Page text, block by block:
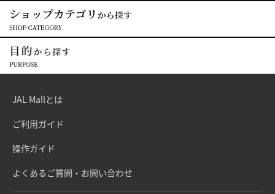
JAL Mallとは
ご利用ガイド
操作ガイド
よくあるご質問・お問い合わせ